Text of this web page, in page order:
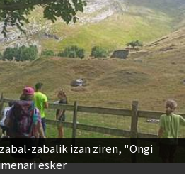
zabalik izan ziren, "Ongi
esker